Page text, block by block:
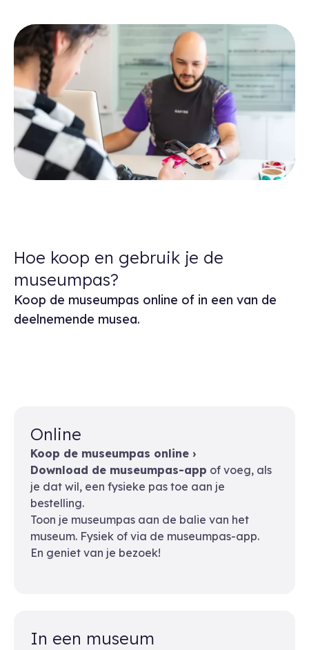
Hoe koop en gebruik je de
museumpas?
Koop de museumpas online of in een van de
deelnemende musea.
Online
Koop de museumpas online ›
Download de museumpas-app of voeg, als
je dat wil, een fysieke pas toe aan je
bestelling.
Toon je museumpas aan de balie van het
museum. Fysiek of via de museumpas-app.
En geniet van je bezoek!
In een museum